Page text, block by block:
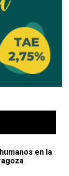
en la